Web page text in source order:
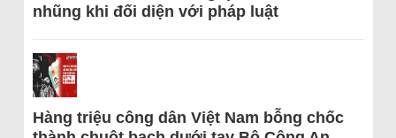
nhũng khi đối diện với pháp luật
Hàng triệu công dân Việt Nam bỗng chốc